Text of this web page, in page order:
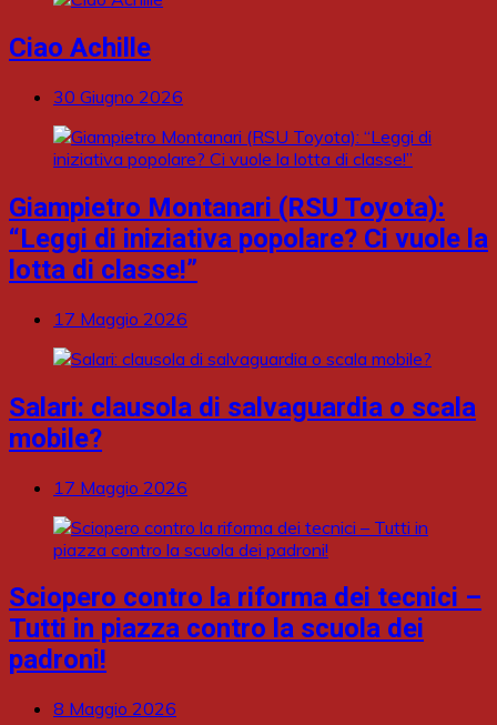
Ciao Achille
30 Giugno 2026
Giampietro Montanari (RSU Toyota):
“Leggi di iniziativa popolare? Ci vuole la
lotta di classe!”
17 Maggio 2026
Salari: clausola di salvaguardia o scala
mobile?
17 Maggio 2026
Sciopero contro la riforma dei tecnici –
Tutti in piazza contro la scuola dei
padroni!
8 Maggio 2026